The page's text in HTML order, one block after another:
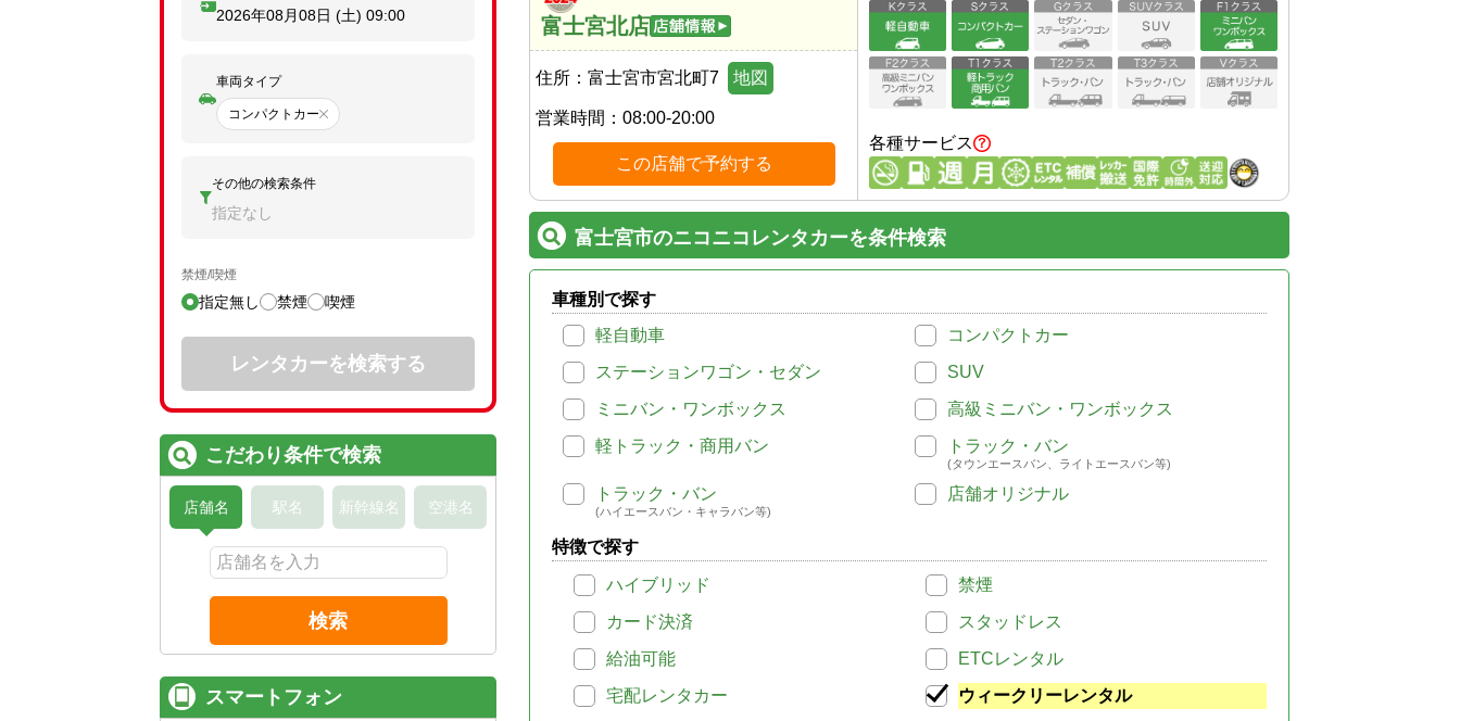
富士宮北店
住所： 富士宮市宮北町7 地図
営業時間： 08:00-20:00
この店舗で予約する
各種サービス
富士宮市のニコニコレンタカーを条件検索
車種別で探す
軽自動車
コンパクトカー
ステーションワゴン・セダン
SUV
ミニバン・ワンボックス
高級ミニバン・ワンボックス
軽トラック・商用バン
トラック・バン
(タウンエースバン、ライトエースバン等)
トラック・バン
(ハイエースバン・キャラバン等)
店舗オリジナル
特徴で探す
ハイブリッド
禁煙
カード決済
スタッドレス
給油可能
ETCレンタル
宅配レンタカー
ウィークリーレンタル
2026年08月08日 (土) 09:00
車両タイプ
コンパクトカー
その他の検索条件
指定なし
禁煙/喫煙
指定無し 禁煙 喫煙
レンタカーを検索する
こだわり条件で検索
店舗名 駅名 新幹線名 空港名
検索
スマートフォン